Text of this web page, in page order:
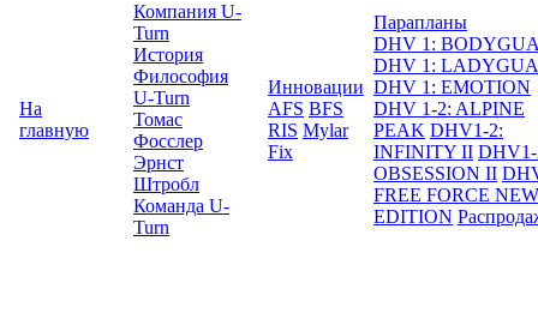
На
главную
Компания U-
Turn
История
Философия
U-Turn
Томас
Фосслер
Эрнст
Штробл
Команда U-
Turn
Инновации
AFS BFS
RIS Mylar
Fix
Парапланы
DHV 1:
DHV 1:
DHV 1: EMOTION
DHV 1-2: ALPINE
PEAK DHV1-2:
INFINITY II
OBSESSION II
FREE FORCE NEW
EDITION